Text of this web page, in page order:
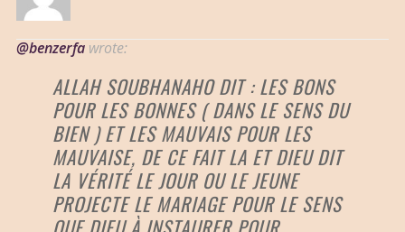
@benzerfa wrote:
ALLAH SOUBHANAHO DIT : LES BONS
POUR LES BONNES ( DANS LE SENS DU
BIEN ) ET LES MAUVAIS POUR LES
MAUVAISE, DE CE FAIT LA ET DIEU DIT
LA VÉRITÉ LE JOUR OU LE JEUNE
PROJECTE LE MARIAGE POUR LE SENS